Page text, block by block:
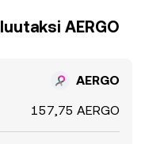
AERGO
AERGO
157,75 AERGO